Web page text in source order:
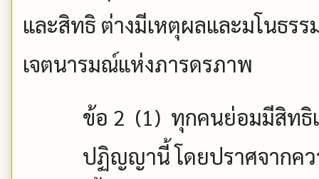
และสิทธิ ต่างมีเหตุผลและมโนธร
เจตนารมณ์แห่งภารดรภาพ
ข้อ 2 (1) ทุกคนย่อมมีสิทธิ
ปฏิญญานี้ โดยปราศจากคว